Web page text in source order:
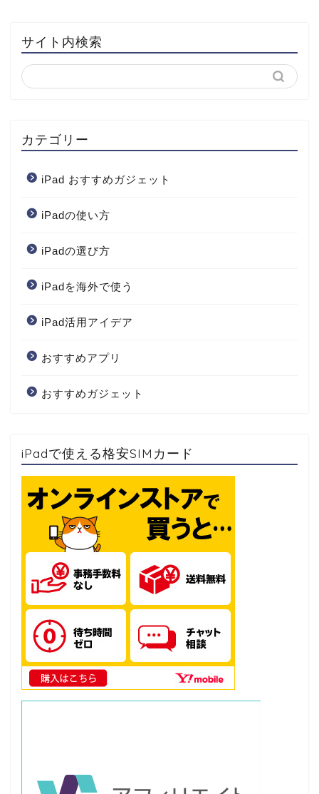
サイト内検索
カテゴリー
iPad おすすめガジェット
iPadの使い方
iPadの選び方
iPadを海外で使う
iPad活用アイデア
おすすめアプリ
おすすめガジェット
iPadで使える格安SIMカード